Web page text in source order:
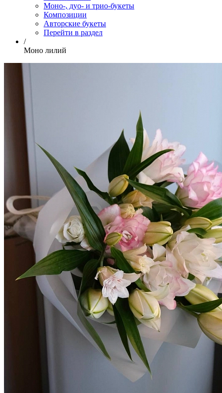
Моно-, дуо- и трио-букеты
Композиции
Авторские букеты
Перейти в раздел
/
Моно лилий